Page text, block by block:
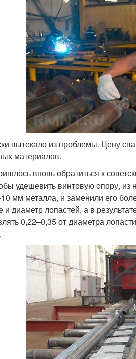
вытекало из проблемы. Цену
материалов.
вновь обратиться к
удешевить винтовую опору, из
мм металла, и заменили его
и диаметр лопастей, а в
0,22–0,35 от диаметра